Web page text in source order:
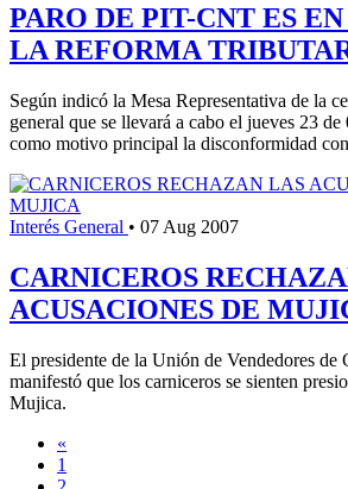
PARO DE PIT-CNT ES
LA REFORMA
Según indicó la Mesa Representativa de la
general que se llevará a cabo el jueves 23
como motivo principal la disconformidad
Interés General • 07 Aug 2007
CARNICEROS
ACUSACIONES DE
El presidente de la Unión de Vendedores de
manifestó que los carniceros se sienten
Mujica.
«
1